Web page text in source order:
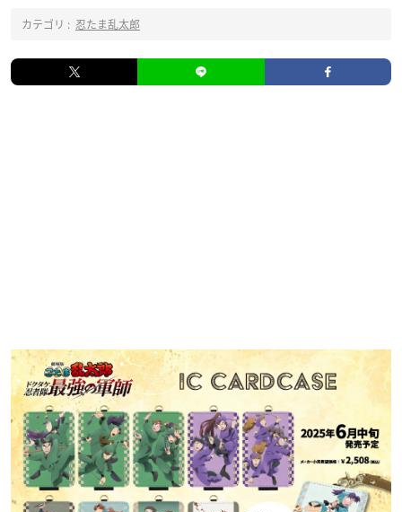
カテゴリ : 忍たま乱太郎